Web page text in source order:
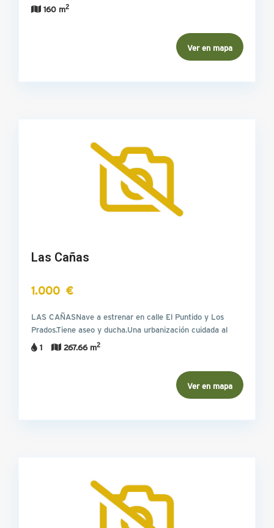
160 m2
Ver en mapa
Las Cañas
1.000 €
LAS CAÑASNave a estrenar en calle El Puntido y Los
Prados.Tiene aseo y ducha.Una urbanización cuidada al
detalle…
1 267.66 m2
Ver en mapa